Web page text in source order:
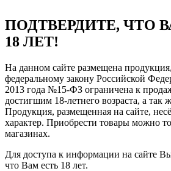
ПОДТВЕРДИТЕ, ЧТО
18 ЛЕТ!
На данном сайте размещена
федеральному закону Российской
2013 года №15-ФЗ ограничена к
достигшим 18-летнего возраста, а так
Продукция, размещенная на сайте,
характер. Приобрести товары можно
магазинах.
Для доступа к информации на сайте
что Вам есть 18 лет.